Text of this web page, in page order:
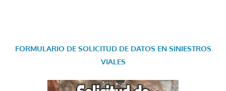
FORMULARIO DE SOLICITUD DE DATOS EN SINIESTROS
VIALES